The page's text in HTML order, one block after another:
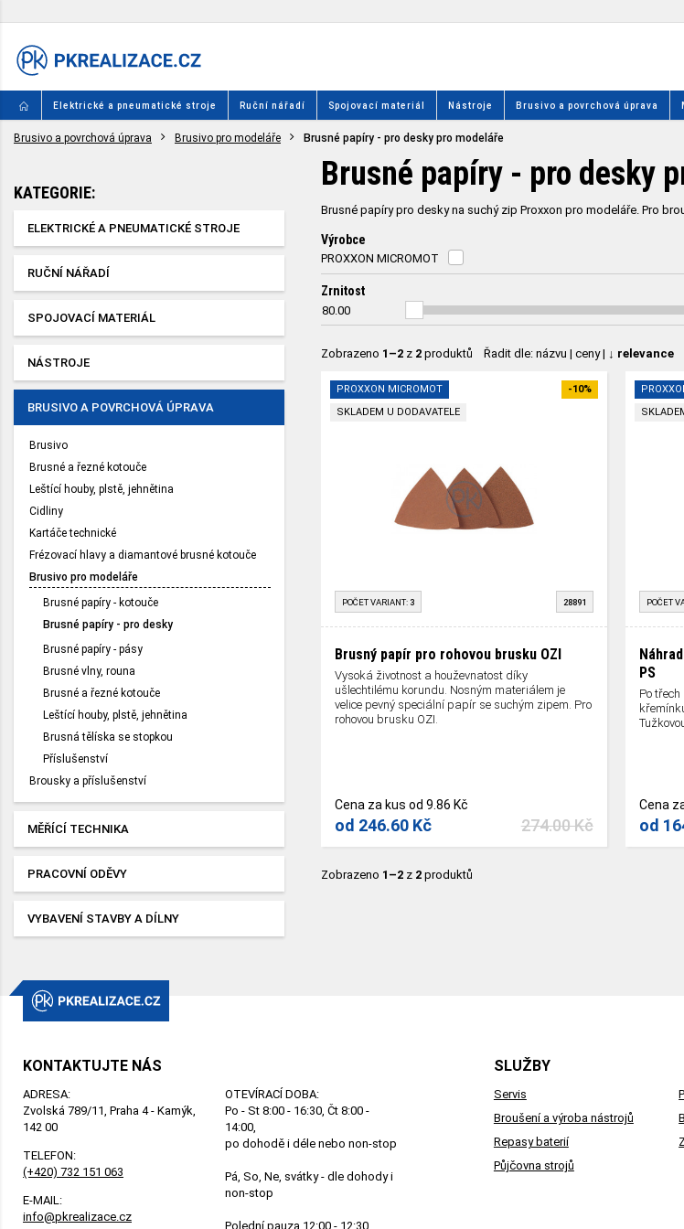
Elektrické a pneumatické stroje Ruční nářadí Spojovací materiál Nástroje Brusivo a povrchová úprava
Brusivo a povrchová úprava Brusivo pro modeláře Brusné papíry - pro desky pro modeláře
Brusné papíry - pro desky
Brusné papíry pro desky na suchý zip Proxxon pro modeláře. Pro
Výrobce
PROXXON MICROMOT
Zrnitost
80.00
Zobrazeno 1–2 z 2 produktů Řadit dle: názvu | ceny| ↓ relevance
PROXXON MICROMOT
SKLADEM U DODAVATELE
-10%
POČET VARIANT: 3 28891
Brusný papír pro rohovou brusku OZI
Vysoká životnost a houževnatost díky
ušlechtilému korundu. Nosným materiálem je
velice pevný speciální papír se suchým zipem. Pro
rohovou brusku OZI.
Cena za kus od 9.86 Kč
274.00 Kč
od 246.60 Kč
POČET
PS
Po
Cena
od
Zobrazeno 1–2 z 2 produktů
KATEGORIE:
ELEKTRICKÉ A PNEUMATICKÉ STROJE
RUČNÍ NÁŘADÍ
SPOJOVACÍ MATERIÁL
NÁSTROJE
BRUSIVO A POVRCHOVÁ ÚPRAVA
Brusivo
Brusné a řezné kotouče
Leštící houby, plstě, jehnětina
Cidliny
Kartáče technické
Frézovací hlavy a diamantové brusné kotouče
Brusivo pro modeláře
Brusné papíry - kotouče
Brusné papíry - pro desky
Brusné papíry - pásy
Brusné vlny, rouna
Brusné a řezné kotouče
Leštící houby, plstě, jehnětina
Brusná tělíska se stopkou
Příslušenství
Brousky a příslušenství
MĚŘÍCÍ TECHNIKA
PRACOVNÍ ODĚVY
VYBAVENÍ STAVBY A DÍLNY
KONTAKTUJTE NÁS
ADRESA:
Zvolská 789/11, Praha 4 - Kamýk,
142 00
TELEFON:
(+420) 732 151 063
E-MAIL:
info@pkrealizace.cz
OTEVÍRACÍ DOBA:
Po - St 8:00 - 16:30, Čt 8:00 -
14:00,
po dohodě i déle nebo non-stop
Pá, So, Ne, svátky - dle dohody i
non-stop
Polední pauza 12:00 - 12:30
SLUŽBY
Servis
Broušení a výroba nástrojů
Repasy baterií
Půjčovna strojů